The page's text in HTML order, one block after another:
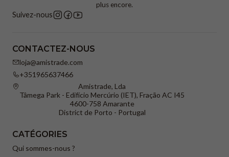
plus encore.
Suivez-nous
CONTACTEZ-NOUS
loja@amistrade.com
+351965637466
Amistrade, Lda
Tâmega Park - Edifício Mercúrio (IET), Fração AC I45
4600-758 Amarante
District de Porto - Portugal
CATÉGORIES
Qui sommes-nous ?